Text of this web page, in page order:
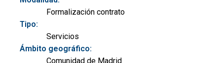
Formalización contrato
Tipo:
Servicios
Ámbito geográfico:
Comunidad de Madrid